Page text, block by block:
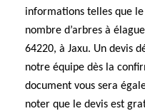
informations telles que
nombre d’arbres à
64220, à Jaxu. Un devis
notre équipe dès la
document vous sera
noter que le devis est